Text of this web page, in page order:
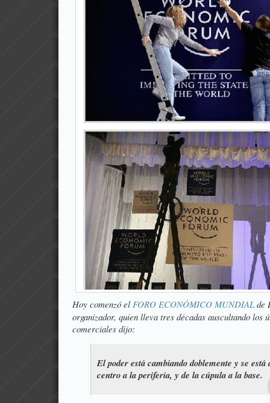
Hoy comenzó el FORO ECONÓMICO MUNDIALde
organizador, quien lleva tres décadas auscultando los
comerciales dijo:
El poder está cambiando doblemente y se está
centro a la periferia, y de la cúpula a la base.